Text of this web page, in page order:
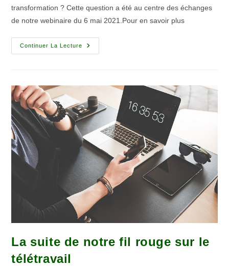
transformation ? Cette question a été au centre des échanges
de notre webinaire du 6 mai 2021.Pour en savoir plus
Continuer La Lecture
La suite de notre fil rouge sur le
télétravail